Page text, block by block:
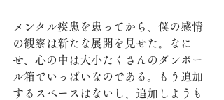
メンタル疾患を患ってから、僕の感情
の観察は新たな展開を見せた。なに
せ、心の中は大小たくさんのダンボー
ル箱でいっぱいなのである。もう追加
するスペースはないし、追加しようも